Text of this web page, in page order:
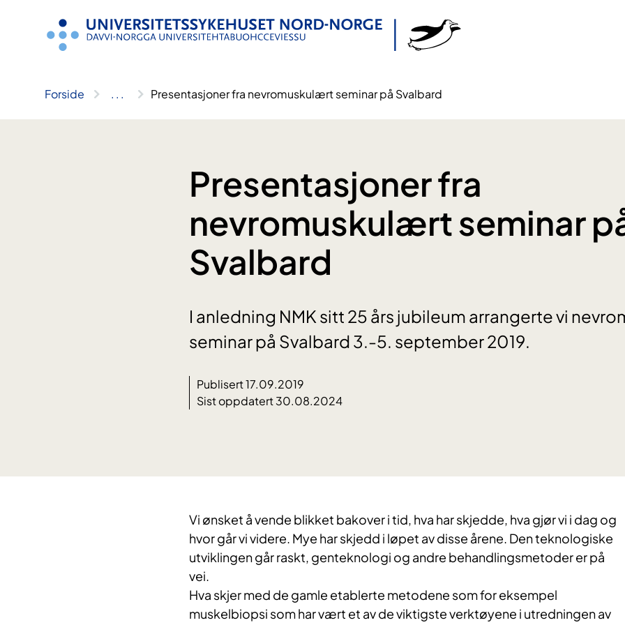
Forside .. . Presentasjoner fra nevromuskulært seminar på Svalbard
Presentasjoner fra
nevromuskulært seminar
Svalbard
I anledning NMK sitt 25 års jubileum arrangerte vi
seminar på Svalbard 3.-5. september 2019.
Publisert 17.09.2019
Sist oppdatert 30.08.2024
Vi ønsket å vende blikket bakover i tid, hva har skjedde, hva gjør vi i dag og
hvor går vi videre. Mye har skjedd i løpet av disse årene. Den teknologiske
utviklingen går raskt, genteknologi og andre behandlingsmetoder er på
vei.
Hva skjer med de gamle etablerte metodene som for eksempel
muskelbiopsi som har vært et av de viktigste verktøyene i utredningen av